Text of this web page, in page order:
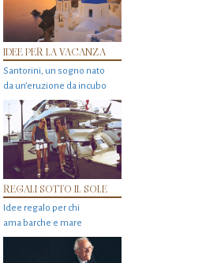
IDEE PER LA VACANZA
Santorini, un sogno nato
da un’eruzione da incubo
REGALI SOTTO IL SOLE
Idee regalo per chi
ama barche e mare